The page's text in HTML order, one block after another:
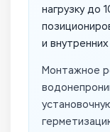
нагрузку до
и внутренних
Монтажное